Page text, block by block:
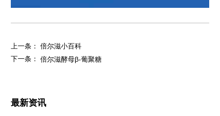
上一条：倍尔滋小百科
下一条：倍尔滋酵母β-葡聚糖
最新资讯